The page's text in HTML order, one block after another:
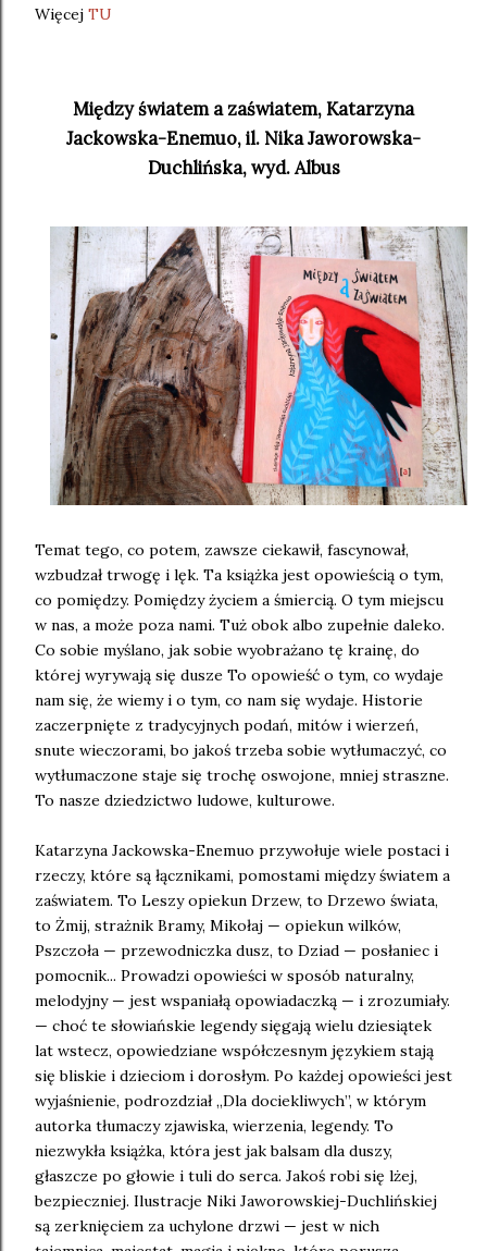
Więcej TU
Między światem a zaświatem, Katarzyna
Jackowska-Enemuo, il. Nika Jaworowska-
Duchlińska, wyd. Albus
Temat tego, co potem, zawsze ciekawił, fascynował,
wzbudzał trwogę i lęk. Ta książka jest opowieścią o tym,
co pomiędzy. Pomiędzy życiem a śmiercią. O tym miejscu
w nas, a może poza nami. Tuż obok albo zupełnie daleko.
Co sobie myślano, jak sobie wyobrażano tę krainę, do
której wyrywają się dusze To opowieść o tym, co wydaje
nam się, że wiemy i o tym, co nam się wydaje. Historie
zaczerpnięte z tradycyjnych podań, mitów i wierzeń,
snute wieczorami, bo jakoś trzeba sobie wytłumaczyć, co
wytłumaczone staje się trochę oswojone, mniej straszne.
To nasze dziedzictwo ludowe, kulturowe.
Katarzyna Jackowska-Enemuo przywołuje wiele postaci i
rzeczy, które są łącznikami, pomostami między światem a
zaświatem. To Leszy opiekun Drzew, to Drzewo świata,
to Żmij, strażnik Bramy, Mikołaj — opiekun wilków,
Pszczoła — przewodniczka dusz, to Dziad — posłaniec i
pomocnik... Prowadzi opowieści w sposób naturalny,
melodyjny — jest wspaniałą opowiadaczką — i zrozumiały.
— choć te słowiańskie legendy sięgają wielu dziesiątek
lat wstecz, opowiedziane współczesnym językiem stają
się bliskie i dzieciom i dorosłym. Po każdej opowieści jest
wyjaśnienie, podrozdział „Dla dociekliwych”, w którym
autorka tłumaczy zjawiska, wierzenia, legendy. To
niezwykła książka, która jest jak balsam dla duszy,
głaszcze po głowie i tuli do serca. Jakoś robi się lżej,
bezpieczniej. Ilustracje Niki Jaworowskiej-Duchlińskiej
są zerknięciem za uchylone drzwi — jest w nich